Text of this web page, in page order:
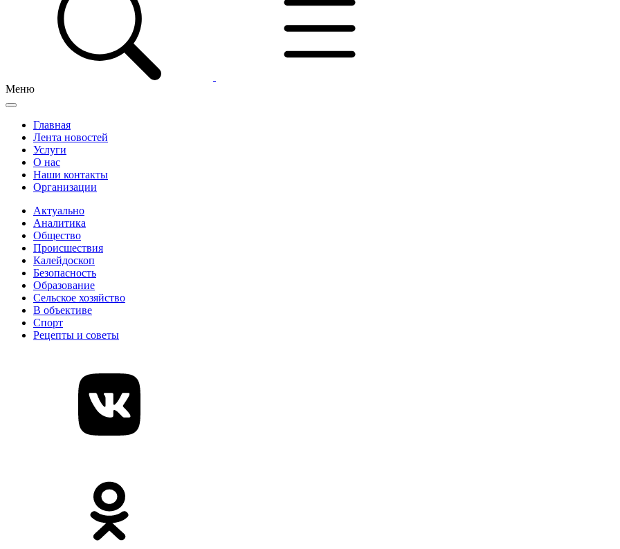
Меню
Главная
Лента новостей
Услуги
О нас
Наши контакты
Организации
Актуально
Аналитика
Общество
Происшествия
Калейдоскоп
Безопасность
Образование
Сельское хозяйство
В объективе
Спорт
Рецепты и советы